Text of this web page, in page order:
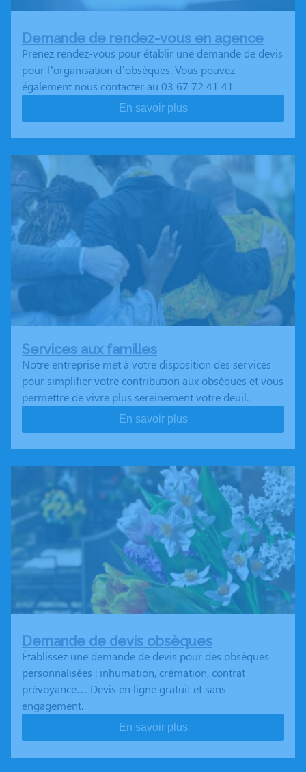
Demande de rendez-vous en agence
Prenez rendez-vous pour établir une demande de devis
pour l’organisation d’obsèques. Vous pouvez
également nous contacter au 03 67 72 41 41
En savoir plus
Services aux familles
Notre entreprise met à votre disposition des services
pour simplifier votre contribution aux obsèques et vous
permettre de vivre plus sereinement votre deuil.
En savoir plus
Demande de devis obsèques
Établissez une demande de devis pour des obsèques
personnalisées : inhumation, crémation, contrat
prévoyance… Devis en ligne gratuit et sans
engagement.
En savoir plus